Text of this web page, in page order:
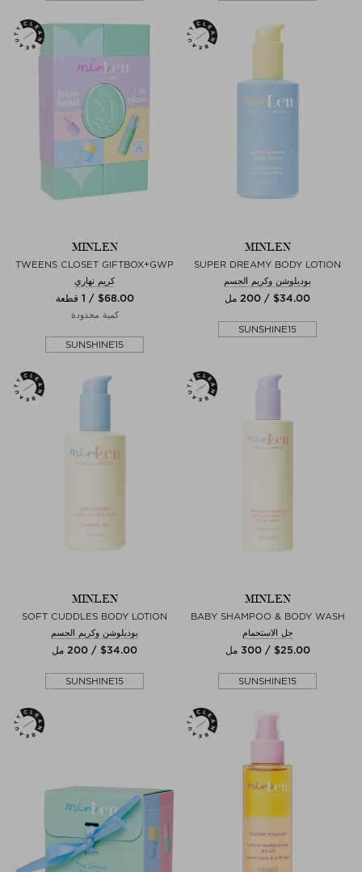
MINLEN
SUPER DREAMY BODY LOTION
بوديلوشن وكريم الجسم
$‌34.00 / 200 مل
SUNSHINE15
MINLEN
TWEENS CLOSET GIFTBOX+GWP
كريم نهاري
$‌68.00 / 1 قطعة
كمية محدودة
SUNSHINE15
MINLEN
BABY SHAMPOO & BODY WASH
جل الاستحمام
$‌25.00 / 300 مل
SUNSHINE15
MINLEN
SOFT CUDDLES BODY LOTION
بوديلوشن وكريم الجسم
$‌34.00 / 200 مل
SUNSHINE15